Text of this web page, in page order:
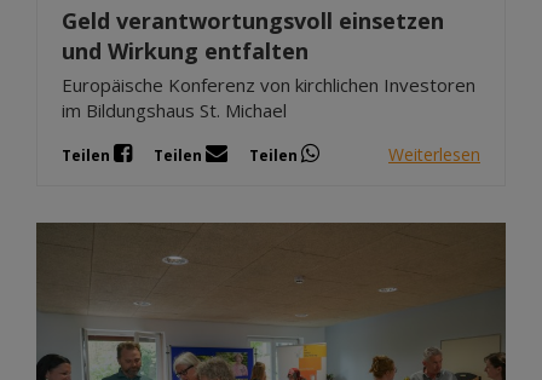
Geld verantwortungsvoll einsetzen
und Wirkung entfalten
Europäische Konferenz von kirchlichen Investoren
im Bildungshaus St. Michael
Teilen Teilen Teilen Weiterlesen